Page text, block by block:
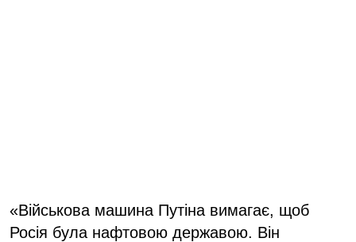
«Військова машина Путіна вимагає, щоб
Росія була нафтовою державою. Він